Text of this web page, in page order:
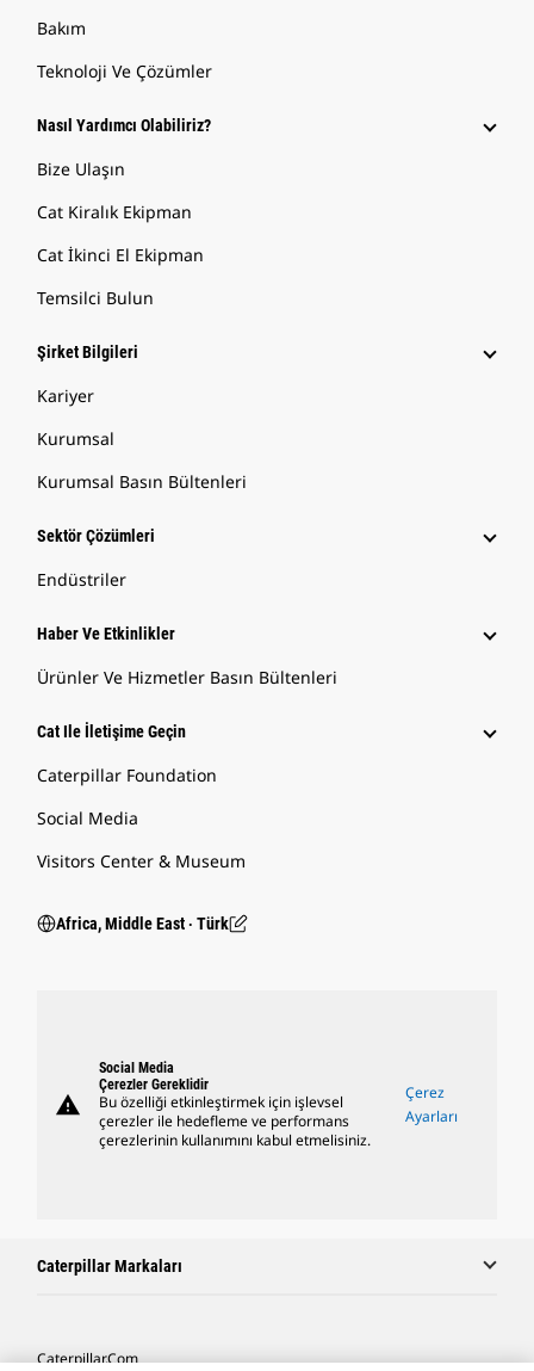
Bakım
Teknoloji Ve Çözümler
Nasıl Yardımcı Olabiliriz?
Bize Ulaşın
Cat Kiralık Ekipman
Cat İkinci El Ekipman
Temsilci Bulun
Şirket Bilgileri
Kariyer
Kurumsal
Kurumsal Basın Bültenleri
Sektör Çözümleri
Endüstriler
Haber Ve Etkinlikler
Ürünler Ve Hizmetler Basın Bültenleri
Cat Ile İletişime Geçin
Caterpillar Foundation
Social Media
Visitors Center & Museum
Africa, Middle East ‧ Türk
warning
Social Media
Çerezler Gereklidir
Bu özelliği etkinleştirmek için işlevsel
çerezler ile hedefleme ve performans
çerezlerinin kullanımını kabul etmelisiniz.
Çerez
Ayarları
Caterpillar Markaları
Caterpillar.com